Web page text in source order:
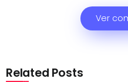
Ver
Related Posts